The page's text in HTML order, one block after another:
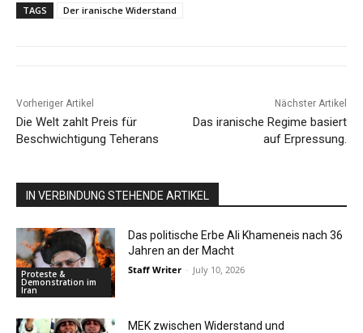
TAGS Der iranische Widerstand
Vorheriger Artikel
Die Welt zahlt Preis für
Beschwichtigung Teherans
Nächster Artikel
Das iranische Regime basiert
auf Erpressung.
IN VERBINDUNG STEHENDE ARTIKEL
Proteste &
Demonstration im
Iran
Das politische Erbe Ali Khameneis nach 36
Jahren an der Macht
Staff Writer - July 10, 2026
MEK zwischen Widerstand und